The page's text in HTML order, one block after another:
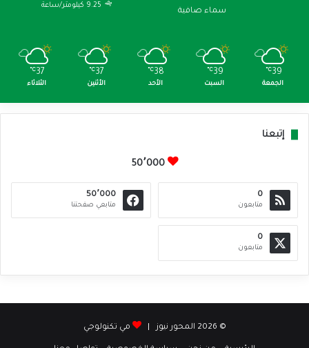
سماء صافية
9.25 كيلومتر/ساعة
39
℃
الجمعة
39
℃
السبت
38
℃
الأحد
37
℃
الأثنين
37
℃
الثلاثاء
إتبعنا
50٬000
0
متابعون
50٬000
متابعي صفحتنا
0
متابعون
© 2026 المحور نيوز | مي تكنولوجي